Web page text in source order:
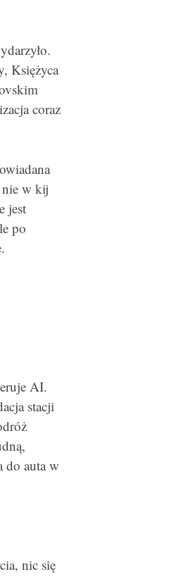
Księżyca
coraz
nie w kij
jest
po
AI.
stacji
do auta w
nic się